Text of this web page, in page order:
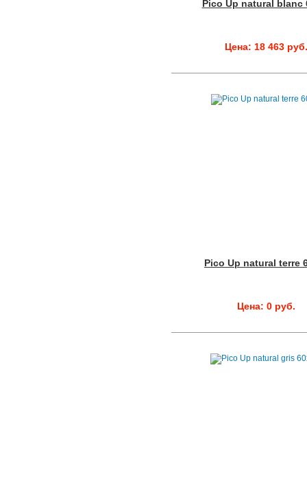
Pico Up natural blanc
Цена: 18 463 руб.
Pico Up natural terre
Цена: 0 руб.